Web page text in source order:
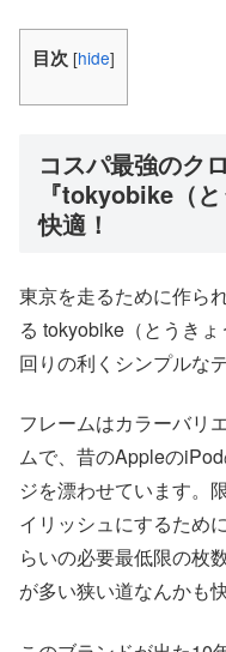
目次 [hide]
コスパ最強のク
『tokyobike（
快適！
東京を走るために作ら
る tokyobike（とうき
回りの利くシンプルな
フレームはカラーバリ
ムで、昔のAppleの
ジを漂わせています。
イリッシュにするため
らいの必要最低限の枚
が多い狭い道なんかも